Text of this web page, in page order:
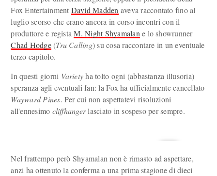
Fox Entertainment David Madden aveva raccontato fino al
luglio scorso che erano ancora in corso incontri con il
produttore e registaM. Night Shyamalan e lo showrunner
Chad Hodge(Tru Calling) su cosa raccontare in un eventuale
terzo capitolo.
In questi giorni Varietyha tolto ogni (abbastanza illusoria)
speranza agli eventuali fan: la Fox ha ufficialmente cancellato
Wayward Pines. Per cui non aspettatevi risoluzioni
all'ennesimo cliffhangerlasciato in sospeso per sempre.
Nel frattempo però Shyamalan non è rimasto ad aspettare,
anzi ha ottenuto la conferma a una prima stagione di dieci